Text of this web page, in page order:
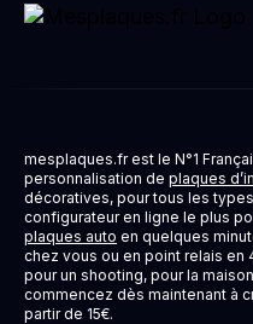
mesplaques.fr est le N°1
personnalisation de plaques
décoratives, pour tous les
configurateur en ligne le plus
plaques auto en quelques
chez vous ou en point relais en
pour un shooting, pour la
commencez dès maintenant à
partir de 15€.